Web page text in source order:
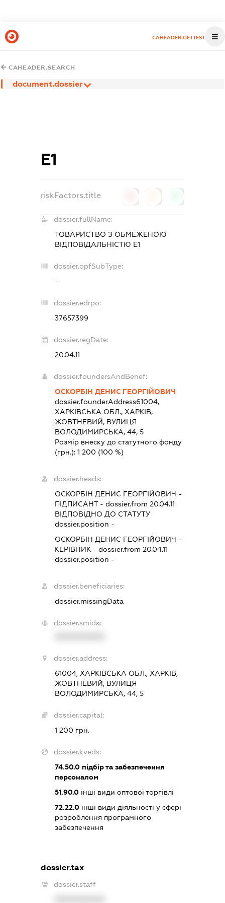
CAHEADER.GETTEST
CAHEADER.SEARCH
document.dossier
Е1
riskFactors.title
dossier.fullName:
ТОВАРИСТВО З ОБМЕЖЕНОЮ
ВІДПОВІДАЛЬНІСТЮ Е1
dossier.opfSubType:
-
dossier.edrpo:
37657399
dossier.regDate:
20.04.11
dossier.foundersAndBenef:
ОСКОРБІН ДЕНИС ГЕОРГІЙОВИЧ
dossier.founderAddress61004,
ХАРКІВСЬКА ОБЛ., ХАРКІВ,
ЖОВТНЕВИЙ, ВУЛИЦЯ
ВОЛОДИМИРСЬКА, 44, 5
Розмір внеску до статутного фонду
(грн.):1 200 (100 %)
dossier.heads:
ОСКОРБІН ДЕНИС ГЕОРГІЙОВИЧ -
ПІДПИСАНТ- dossier.from 20.04.11
ВІДПОВІДНО ДО СТАТУТУ
dossier.position -
ОСКОРБІН ДЕНИС ГЕОРГІЙОВИЧ -
КЕРІВНИК - dossier.from 20.04.11
dossier.position -
dossier.beneficiaries:
dossier.missingData
dossier.smida:
dossier.address:
61004, ХАРКІВСЬКА ОБЛ., ХАРКІВ,
ЖОВТНЕВИЙ, ВУЛИЦЯ
ВОЛОДИМИРСЬКА, 44, 5
dossier.capital:
1 200 грн.
dossier.kveds:
74.50.0 підбір та забезпечення
персоналом
51.90.0 інші види оптової торгівлі
72.22.0 інші види діяльності у сфері
розроблення програмного
забезпечення
dossier.tax
dossier.staff